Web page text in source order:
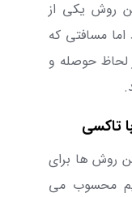
روش یکی از
مسافتی که
لحاظ حوصله و
تاکسی
روش‌ ها برای
محسوب می